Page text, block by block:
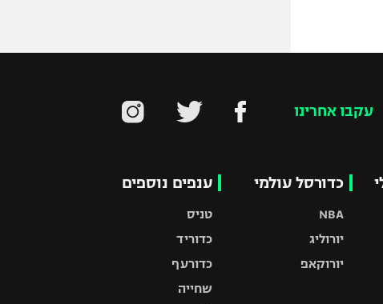
עקבו אחרינו
כדורסל עולמי
NBA
יורוליג
יורוקאפ
ענפים נוספים
טניס
כדוריד
כדורעף
שחייה